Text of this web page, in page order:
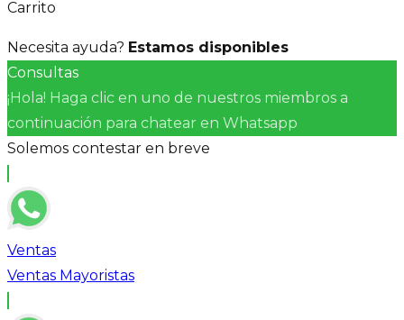
Carrito
Necesita ayuda? Estamos disponibles
Consultas
¡Hola! Haga clic en uno de nuestros miembros a
continuación para chatear en Whatsapp
Solemos contestar en breve
Ventas
Ventas Mayoristas